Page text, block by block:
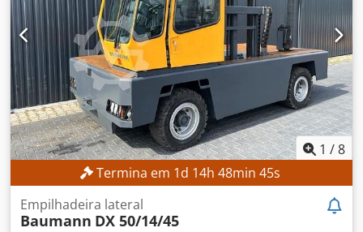
Dwedpfx Aozrgbcjhvoa DETALHES DA MÁQUINA Tipo de
mastro: Triplex Tipo de tração: Elétrica Tensão da bateria:
24 V Altura total: 2.065 mm Referência externa: SL10235SP
1 /8
Termina em 1d 14h 48min 42s
Empilhadeira lateral
Baumann DX 50/14/45